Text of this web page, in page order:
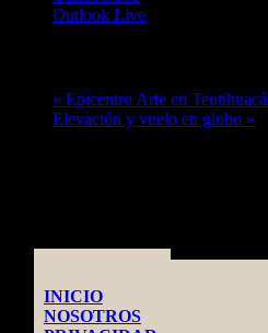
Outlook Live
« Epicentro Arte en
Elevación y vuelo en globo »
INICIO
NOSOTROS